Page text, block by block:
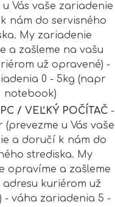
u Vás vaše zariadenie
nám do servisného
My zariadenie
a zašleme na vašu
už opravené) -
0 - 5kg (napr
notebook)
/ VEĽKÝ POČÍTAČ-
(prevezme u Vás vaše
a doručí k nám do
strediska. My
opravíme a zašleme
adresu kuriérom už
- váha zariadenia 5 -